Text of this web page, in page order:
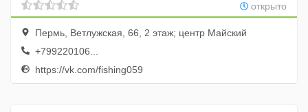
открыто
Пермь, Ветлужская, 66, 2 этаж; центр Майский
+799220106...
https://vk.com/fishing059